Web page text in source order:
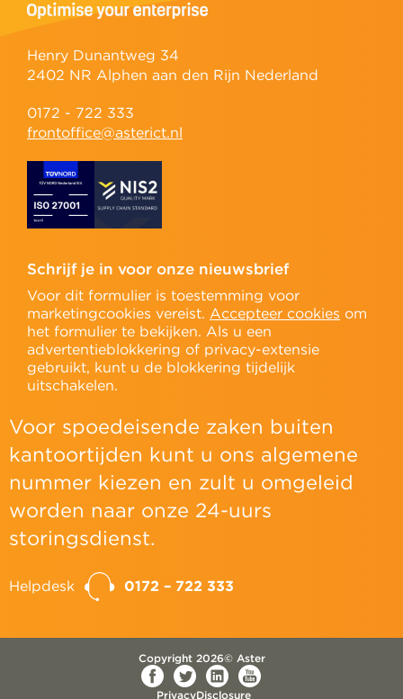
Henry Dunantweg 34
2402 NR Alphen aan den Rijn Nederland
0172 - 722 333
frontoffice@asterict.nl
Schrijf je in voor onze nieuwsbrief
Voor dit formulier is toestemming voor
marketingcookies vereist. Accepteer cookies om
het formulier te bekijken. Als u een
advertentieblokkering of privacy-extensie
gebruikt, kunt u de blokkering tijdelijk
uitschakelen.
Voor spoedeisende zaken buiten
kantoortijden kunt u ons algemene
nummer kiezen en zult u omgeleid
worden naar onze 24-uurs
storingsdienst.
Helpdesk 0172 – 722 333
Copyright 2026© Aster
PrivacyDisclosure